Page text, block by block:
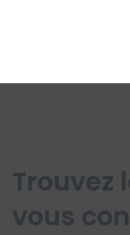
Trouvez
vous